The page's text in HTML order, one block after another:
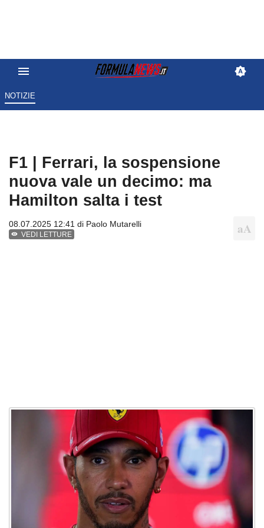
NOTIZIE
F1 | Ferrari, la sospensione
nuova vale un decimo: ma
Hamilton salta i test
08.07.2025 12:41 di Paolo Mutarelli
VEDI LETTURE